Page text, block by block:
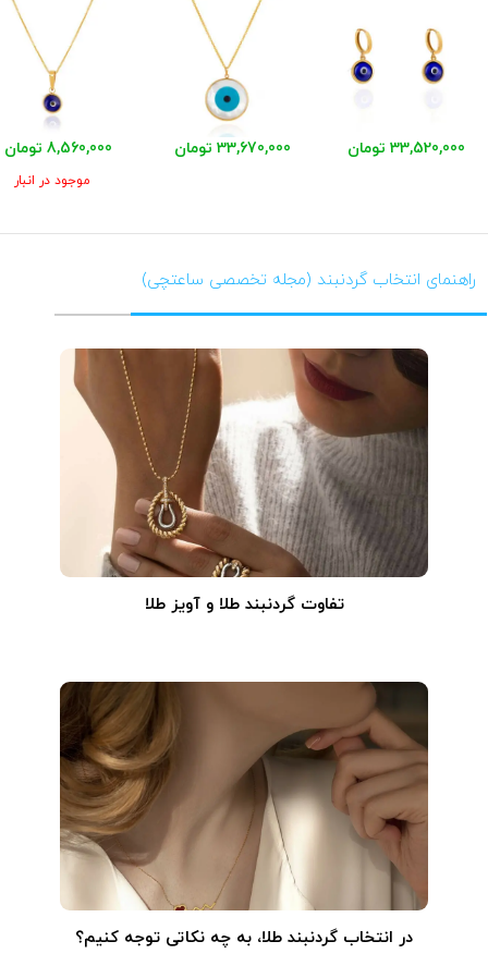
33,520,000 تومان 33,670,000 تومان 8,560,000 تومان
موجود در انبار
راهنمای انتخاب گردنبند (مجله تخصصی ساعتچی)
تفاوت گردنبند طلا و آویز طلا
در انتخاب گردنبند طلا‌، به چه نکاتی توجه کنیم؟